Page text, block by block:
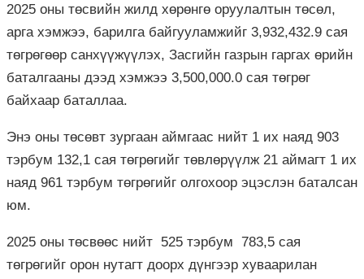
2025 оны төсвийн жилд хөрөнгө оруулалтын төсөл,
арга хэмжээ, барилга байгууламжийг 3,932,432.9 сая
төгрөгөөр санхүүжүүлэх, Засгийн газрын гаргах өрийн
баталгааны дээд хэмжээ 3,500,000.0 сая төгрөг
байхаар баталлаа.
Энэ оны төсөвт зургаан аймгаас нийт 1 их наяд 903
тэрбум 132,1 сая төгрөгийг төвлөрүүлж 21 аймагт 1 их
наяд 961 тэрбум төгрөгийг олгохоор эцэслэн баталсан
юм.
2025 оны төсвөөс нийт 525 тэрбум 783,5 сая
төгрөгийг орон нутагт доорх дүнгээр хуваарилан